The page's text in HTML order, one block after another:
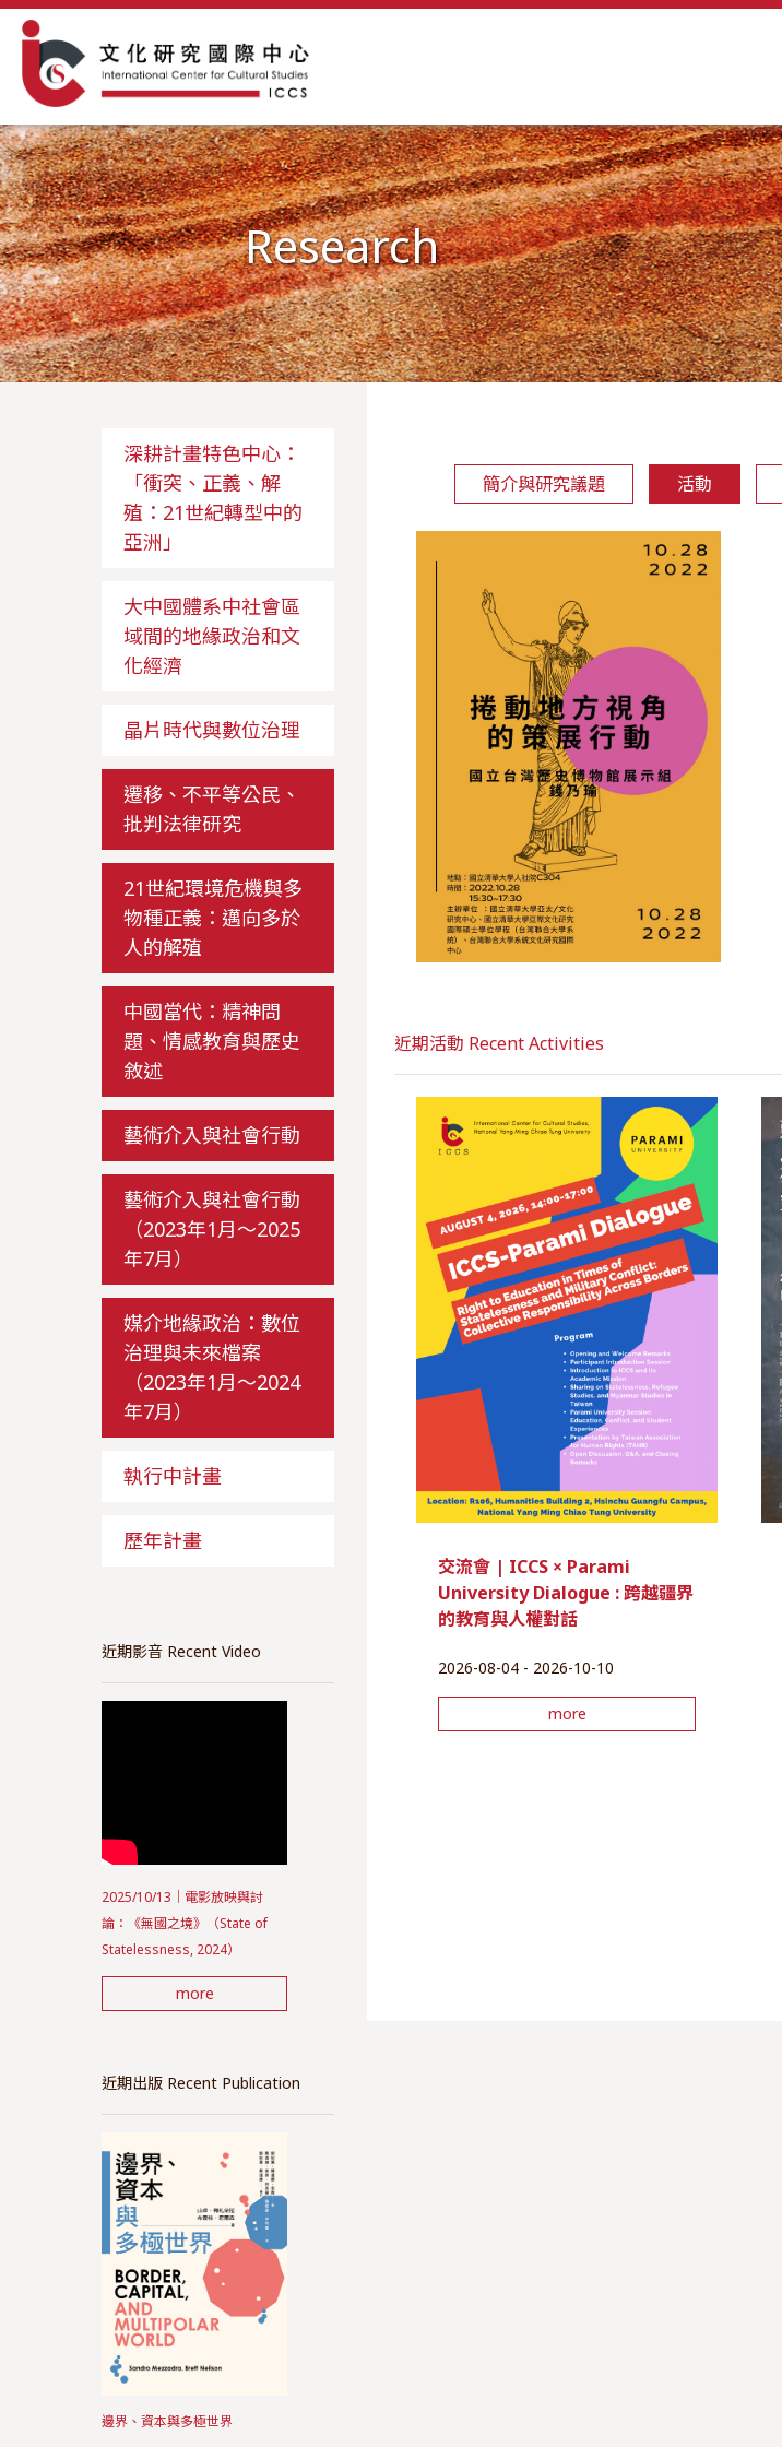
Research
深耕計畫特色中心：
「衝突、正義、解
殖：21世紀轉型中的
亞洲」
大中國體系中社會區
域間的地緣政治和文
化經濟
晶片時代與數位治理
遷移、不平等公民、
批判法律研究
21世紀環境危機與多
物種正義：邁向多於
人的解殖
中國當代：精神問
題、情感教育與歷史
敘述
藝術介入與社會行動
藝術介入與社會行動
（2023年1月～2025
年7月）
媒介地緣政治：數位
治理與未來檔案
（2023年1月～2024
年7月）
執行中計畫
歷年計畫
近期影音 Recent Video
2025/10/13｜電影放映與討
論：《無國之境》（State of
Statelessness, 2024）
more
近期出版 Recent Publication
邊界、資本與多極世界
簡介與研究議題 活動
近期活動 Recent Activities
交流會 | ICCS × Parami
University Dialogue : 跨越疆界
的教育與人權對話
2026-08-04 - 2026-10-10
more